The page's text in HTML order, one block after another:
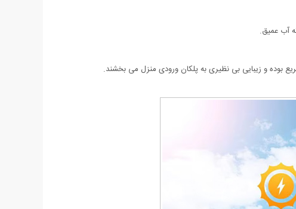
نه آب عمیق.
بوده و زیبایی بی نظیری به پلکان ورودی منزل می بخشند.‏